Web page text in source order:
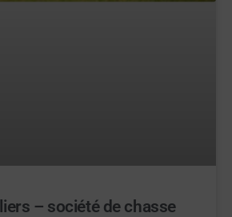
– société de chasse